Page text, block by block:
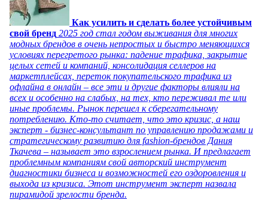
Как усилить и сделать более устойчивым
свой бренд 2025 год стал годом выживания для многих
модных брендов в очень непростых и быстро меняющихся
условиях перегретого рынка: падение трафика, закрытие
целых сетей и компаний, консолидация селлеров на
маркетплейсах, переток покупательского трафика из
офлайна в онлайн – все эти и другие факторы влияли на
всех и особенно на слабых, на тех, кто переживал те или
иные проблемы. Рынок перешел к сберегательному
потреблению. Кто-то считает, что это кризис, а наш
эксперт - бизнес-консультант по управлению продажами и
стратегическому развитию для fashion-брендов Дания
Ткачева – называет это взрослением рынка. И предлагает
проблемным компаниям свой авторский инструмент
диагностики бизнеса и возможностей его оздоровления и
выхода из кризиса. Этот инструмент эксперт назвала
пирамидой зрелости бренда.